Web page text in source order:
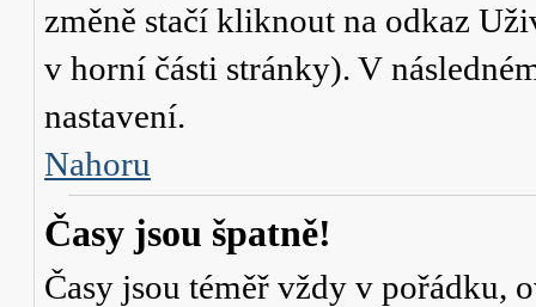
změně stačí kliknout na odkaz
v horní části stránky). V
nastavení.
Nahoru
Časy jsou špatně!
Časy jsou téměř vždy v pořádku,